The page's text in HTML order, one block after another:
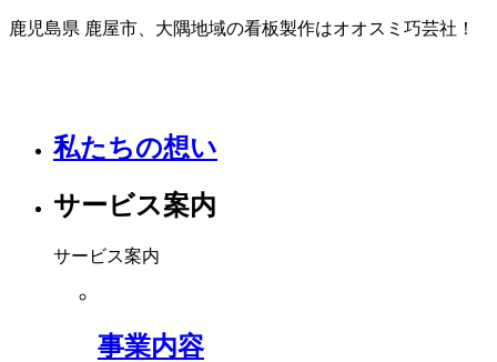
鹿児島県 鹿屋市、大隅地域の看板製作はオオスミ巧芸社！
私たちの想い
サービス案内
サービス案内
事業内容